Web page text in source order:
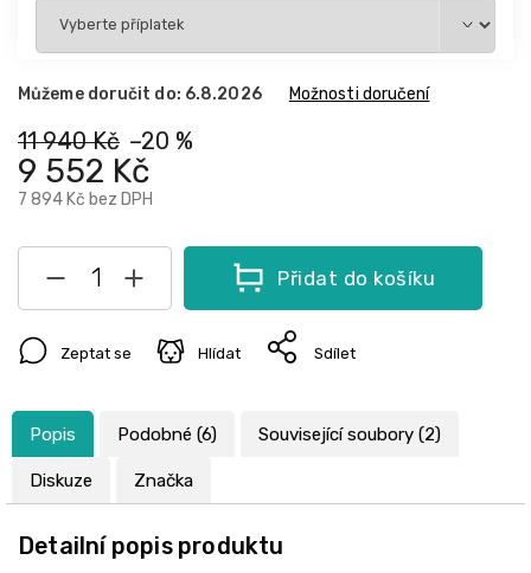
11 940 Kč –20 %
9 552 Kč
7 894 Kč bez DPH
Můžeme doručit do: 6.8.2026 Možnosti doručení
Přidat do košíku
Zeptat se Hlídat Sdílet
Popis Podobné (6) Související soubory (2)
Diskuze Značka
Detailní popis produktu